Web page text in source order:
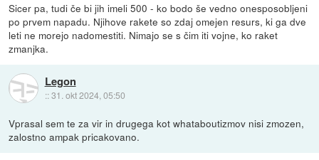
Sicer pa, tudi če bi jih imeli 500 - ko bodo še vedno onesposobljeni
po prvem napadu. Njihove rakete so zdaj omejen resurs, ki ga dve
leti ne morejo nadomestiti. Nimajo se s čim iti vojne, ko raket
zmanjka.
Legon
::31. okt 2024, 05:50
Vprasal sem te za vir in drugega kot whataboutizmov nisi zmozen,
zalostno ampak pricakovano.